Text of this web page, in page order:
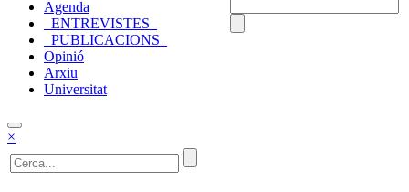
Agenda
_ENTREVISTES_
_PUBLICACIONS_
Opinió
Arxiu
Universitat
×